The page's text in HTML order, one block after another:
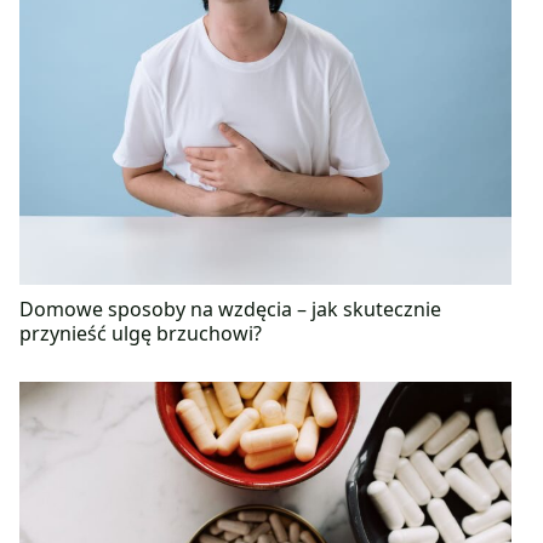
Domowe sposoby na wzdęcia – jak skutecznie
przynieść ulgę brzuchowi?